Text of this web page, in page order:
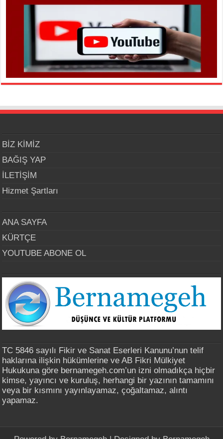
BİZ KİMİZ
BAĞIŞ YAP
İLETİŞİM
Hizmet Şartları
ANA SAYFA
KÜRTÇE
YOUTUBE ABONE OL
TC 5846 sayılı Fikir ve Sanat Eserleri Kanunu’nun telif
haklarına ilişkin hükümlerine ve AB Fikri Mülkiyet
Hukukuna göre bernamegeh.com’un izni olmadıkça hiçbir
kimse, yayıncı ve kuruluş, herhangi bir yazının tamamını
veya bir kısmını yayınlayamaz, çoğaltamaz, alıntı
yapamaz.